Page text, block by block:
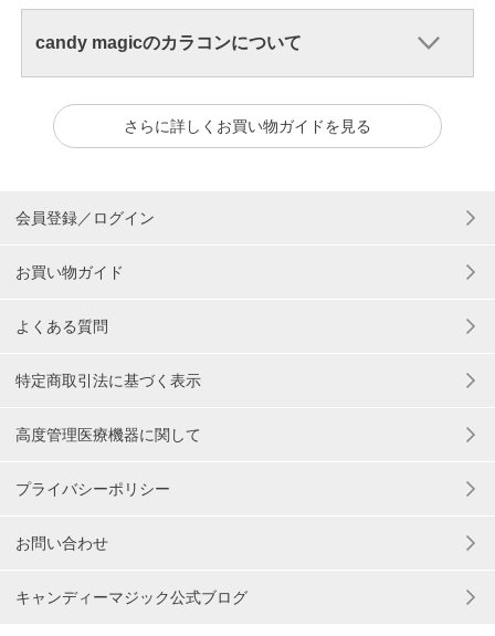
candy magicのカラコンについて
さらに詳しくお買い物ガイドを見る
会員登録／ログイン
お買い物ガイド
よくある質問
特定商取引法に基づく表示
高度管理医療機器に関して
プライバシーポリシー
お問い合わせ
キャンディーマジック公式ブログ